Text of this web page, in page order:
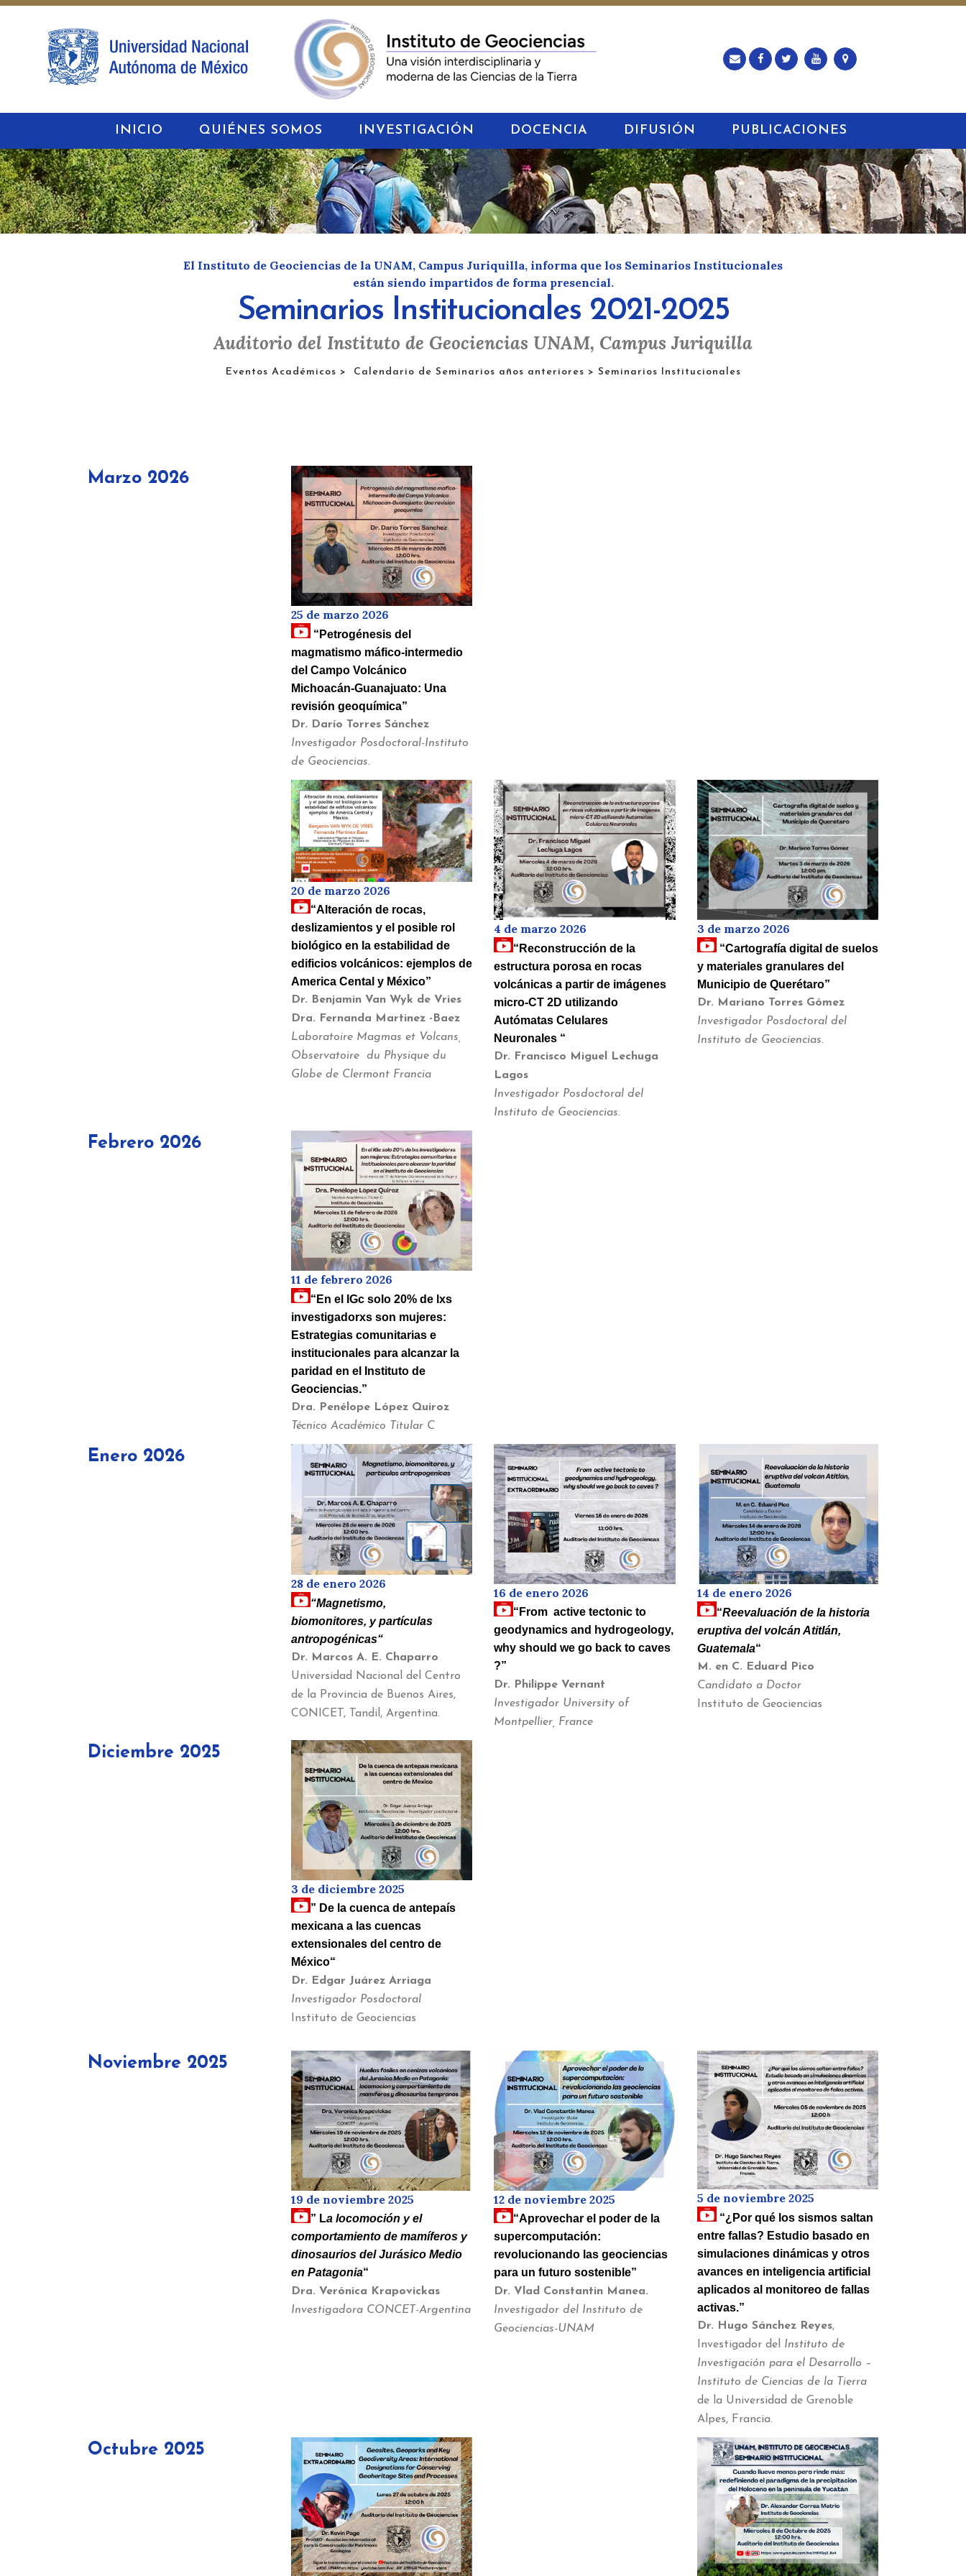
INICIO QUIÉNES SOMOS INVESTIGACIÓN DOCENCIA DIFUSIÓN PUBLICACIONES
El Instituto de Geociencias de la UNAM, Campus Juriquilla, informa que los Seminarios Institucionales
están siendo impartidos de forma presencial.
Seminarios Institucionales 2021-2025
Auditorio del Instituto de Geociencias UNAM, Campus Juriquilla
Eventos Académicos > Calendario de Seminarios años anteriores > Seminarios Institucionales
Marzo 2026
25 de marzo 2026
“Petrogénesis del
magmatismo máfico-intermedio
del Campo Volcánico
Michoacán-Guanajuato: Una
revisión geoquímica”
Dr. Darío Torres Sánchez
Investigador Posdoctoral-Instituto
de Geociencias.
20 de marzo 2026
“Alteración de rocas,
deslizamientos y el posible rol
biológico en la estabilidad de
edificios volcánicos: ejemplos de
America Cental y México”
Dr. Benjamin Van Wyk de Vries
Dra. Fernanda Martinez -Baez
Laboratoire Magmas et Volcans,
Observatoire du Physique du
Globe de Clermont Francia
4 de marzo 2026
“Reconstrucción de la
estructura porosa en rocas
volcánicas a partir de imágenes
micro-CT 2D utilizando
Autómatas Celulares
Neuronales “
Dr. Francisco Miguel Lechuga
Lagos
Investigador Posdoctoral del
Instituto de Geociencias.
3 de marzo 2026
“Cartografía digital de suelos
y materiales granulares del
Municipio de Querétaro”
Dr. Mariano Torres Gómez
Investigador Posdoctoral del
Instituto de Geociencias.
Febrero 2026
11 de febrero 2026
“En el IGc solo 20% de lxs
investigadorxs son mujeres:
Estrategias comunitarias e
institucionales para alcanzar la
paridad en el Instituto de
Geociencias.”
Dra. Penélope López Quiroz
Técnico Académico Titular C
Enero 2026
28 de enero 2026
“Magnetismo,
biomonitores, y partículas
antropogénicas“
Dr. Marcos A. E. Chaparro
Universidad Nacional del Centro
de la Provincia de Buenos Aires,
CONICET, Tandil, Argentina.
16 de enero 2026
“From active tectonic to
geodynamics and hydrogeology,
why should we go back to caves
?”
Dr. Philippe Vernant
Investigador University of
Montpellier, France
14 de enero 2026
“Reevaluación de la historia
eruptiva del volcán Atitlán,
Guatemala“
M. en C. Eduard Pico
Candidato a Doctor
Instituto de Geociencias
Diciembre 2025
3 de diciembre 2025
” De la cuenca de antepaís
mexicana a las cuencas
extensionales del centro de
México“
Dr. Edgar Juárez Arriaga
Investigador Posdoctoral
Instituto de Geociencias
Noviembre 2025
19 de noviembre 2025
” La locomoción y el
comportamiento de mamíferos y
dinosaurios del Jurásico Medio
en Patagonia“
Dra. Verónica Krapovickas
Investigadora CONCET-Argentina
12 de noviembre 2025
“Aprovechar el poder de la
supercomputación:
revolucionando las geociencias
para un futuro sostenible”
Dr. Vlad Constantin Manea.
Investigador del Instituto de
Geociencias-UNAM
5 de noviembre 2025
“¿Por qué los sismos saltan
entre fallas? Estudio basado en
simulaciones dinámicas y otros
avances en inteligencia artificial
aplicados al monitoreo de fallas
activas.”
Dr. Hugo Sánchez Reyes,
Investigador del Instituto de
Investigación para el Desarrollo –
Instituto de Ciencias de la Tierra
de la Universidad de Grenoble
Alpes, Francia.
Octubre 2025